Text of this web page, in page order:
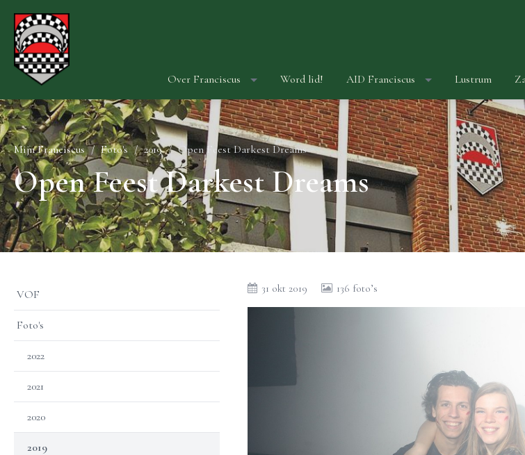
Over Franciscus Word lid! AID Franciscus Lustrum
Mijn Franciscus Foto's 2019 Open Feest Darkest Dreams
Open Feest Darkest Dreams
VOF
Foto's
2022
2021
2020
2019
31 okt 2019 136 foto’s